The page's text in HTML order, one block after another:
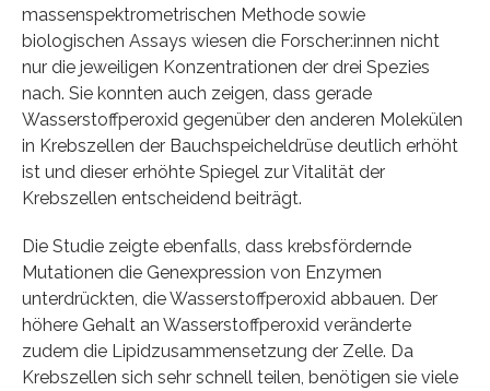
massenspektrometrischen Methode sowie
biologischen Assays wiesen die Forscher:innen nicht
nur die jeweiligen Konzentrationen der drei Spezies
nach. Sie konnten auch zeigen, dass gerade
Wasserstoffperoxid gegenüber den anderen Molekülen
in Krebszellen der Bauchspeicheldrüse deutlich erhöht
ist und dieser erhöhte Spiegel zur Vitalität der
Krebszellen entscheidend beiträgt.
Die Studie zeigte ebenfalls, dass krebsfördernde
Mutationen die Genexpression von Enzymen
unterdrückten, die Wasserstoffperoxid abbauen. Der
höhere Gehalt an Wasserstoffperoxid veränderte
zudem die Lipidzusammensetzung der Zelle. Da
Krebszellen sich sehr schnell teilen, benötigen sie viele